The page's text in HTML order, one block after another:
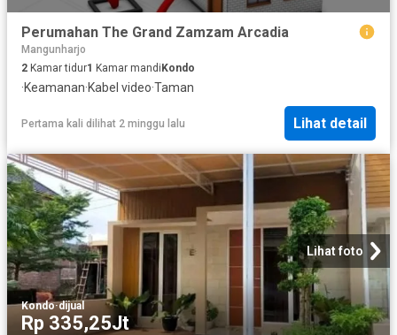
Perumahan The Grand Zamzam Arcadia
Mangunharjo
2 Kamar tidur1 Kamar mandi Kondo
·Keamanan·Kabel video·Taman
Pertama kali dilihat 2 minggu lalu Lihat detail
Lihat foto
Kondo·dijual
Rp 335,25Jt